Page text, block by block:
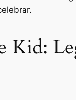
Kid: